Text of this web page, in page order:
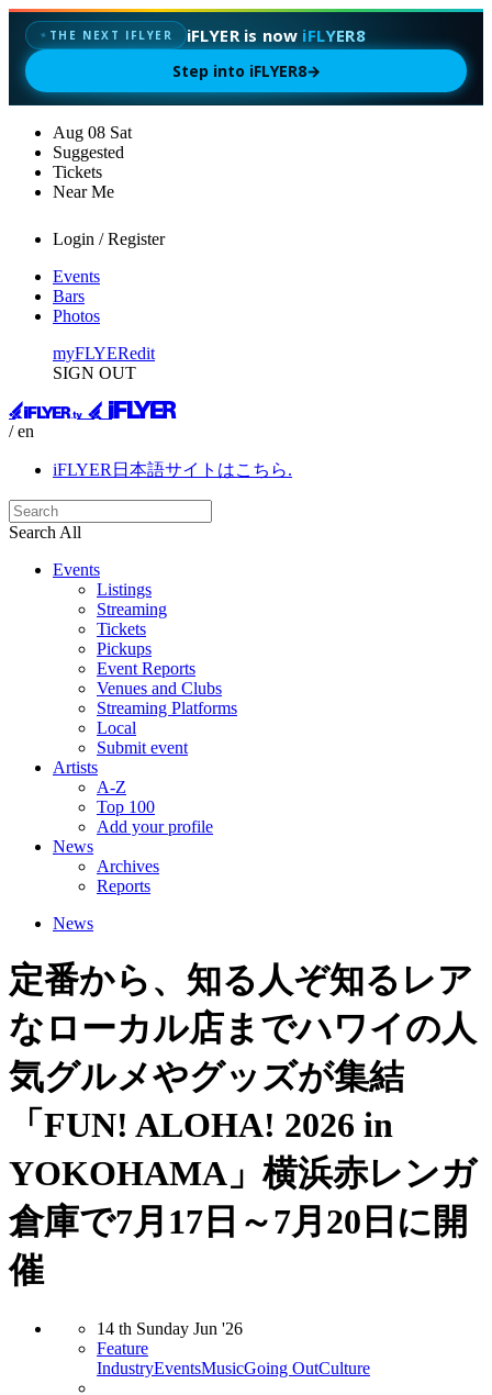
✦ THE NEXT IFLYER iFLYER is now iFLYER8
Step into iFLYER8→
Aug 08 Sat
Suggested
Tickets
Near Me
Login / Register
Events
Bars
Photos
myFLYERedit
SIGN OUT
/ en
iFLYER日本語サイトはこちら.
Search All
Events
Listings
Streaming
Tickets
Pickups
Event Reports
Venues and Clubs
Streaming Platforms
Local
Submit event
Artists
A-Z
Top 100
Add your profile
News
Archives
Reports
News
定番から、知る人ぞ知るレア
なローカル店までハワイの人
気グルメやグッズが集結
「FUN! ALOHA! 2026 in
YOKOHAMA」横浜赤レンガ
倉庫で7月17日～7月20日に開
催
14 th Sunday Jun '26
Feature
IndustryEventsMusicGoing OutCulture